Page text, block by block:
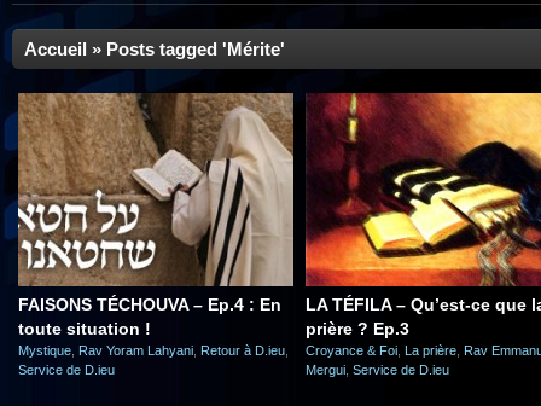
Accueil » Posts tagged 'Mérite'
FAISONS TÉCHOUVA – Ep.4 : En
toute situation !
Mystique Rav Yoram Lahyani Retour à D.ieu
Service de D.ieu
LA TÉFILA – Qu’est-ce que
prière ? Ep.3
Croyance & Foi La prière Rav
Mergui Service de D.ieu